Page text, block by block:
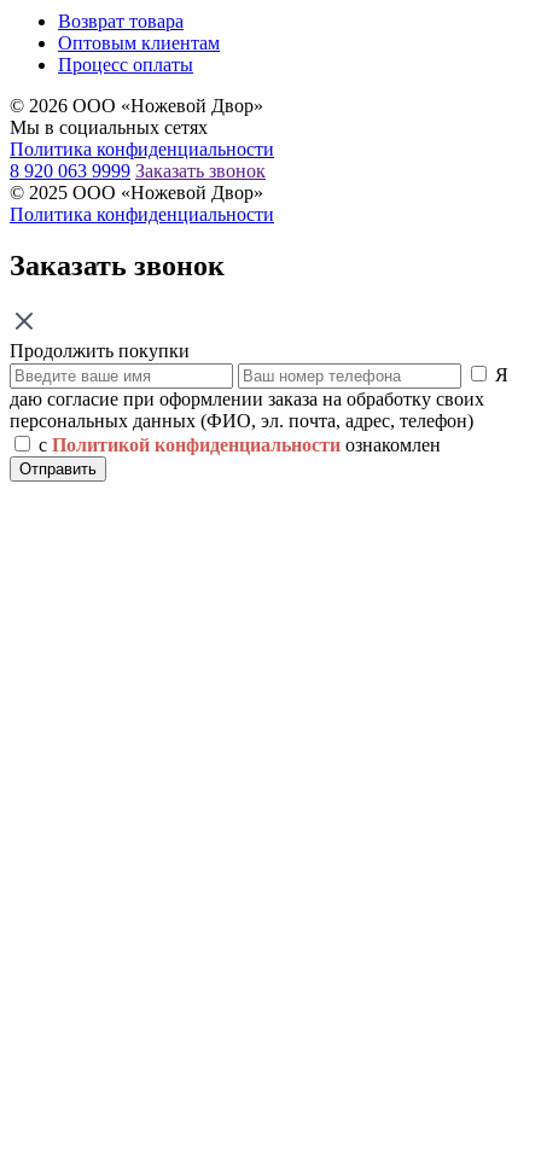
Возврат товара
Оптовым клиентам
Процесс оплаты
© 2026 ООО «Ножевой Двор»
Мы в социальных сетях
Политика конфиденциальности
8 920 063 9999 Заказать звонок
© 2025 ООО «Ножевой Двор»
Политика конфиденциальности
Заказать звонок
Продолжить покупки
Я
даю согласие при оформлении заказа на обработку своих
персональных данных (ФИО, эл. почта, адрес, телефон)
с Политикой конфиденциальности ознакомлен